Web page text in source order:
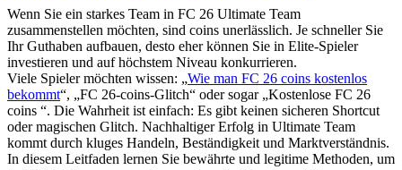
Wenn Sie ein starkes Team in FC 26 Ultimate Team
zusammenstellen möchten, sind coins unerlässlich. Je schneller Sie
Ihr Guthaben aufbauen, desto eher können Sie in Elite-Spieler
investieren und auf höchstem Niveau konkurrieren.
Viele Spieler möchten wissen: „Wie man FC 26 coins kostenlos
bekommt“, „FC 26-coins-Glitch“ oder sogar „Kostenlose FC 26
coins “. Die Wahrheit ist einfach: Es gibt keinen sicheren Shortcut
oder magischen Glitch. Nachhaltiger Erfolg in Ultimate Team
kommt durch kluges Handeln, Beständigkeit und Marktverständnis.
In diesem Leitfaden lernen Sie bewährte und legitime Methoden, um